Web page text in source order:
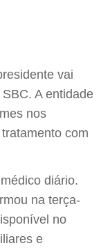
vai
A entidade
nos
com
diário.
na terça-
no
e